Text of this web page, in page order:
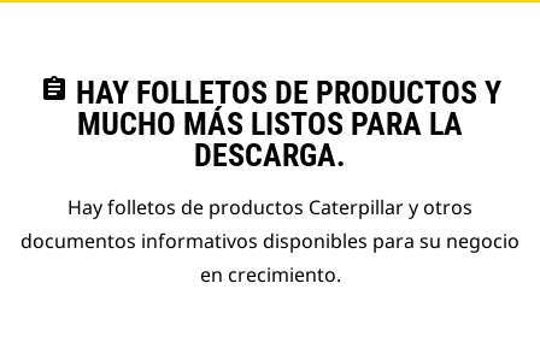
assignment HAY FOLLETOS DE PRODUCTOS Y
MUCHO MÁS LISTOS PARA LA
DESCARGA.
Hay folletos de productos Caterpillar y otros
documentos informativos disponibles para su negocio
en crecimiento.